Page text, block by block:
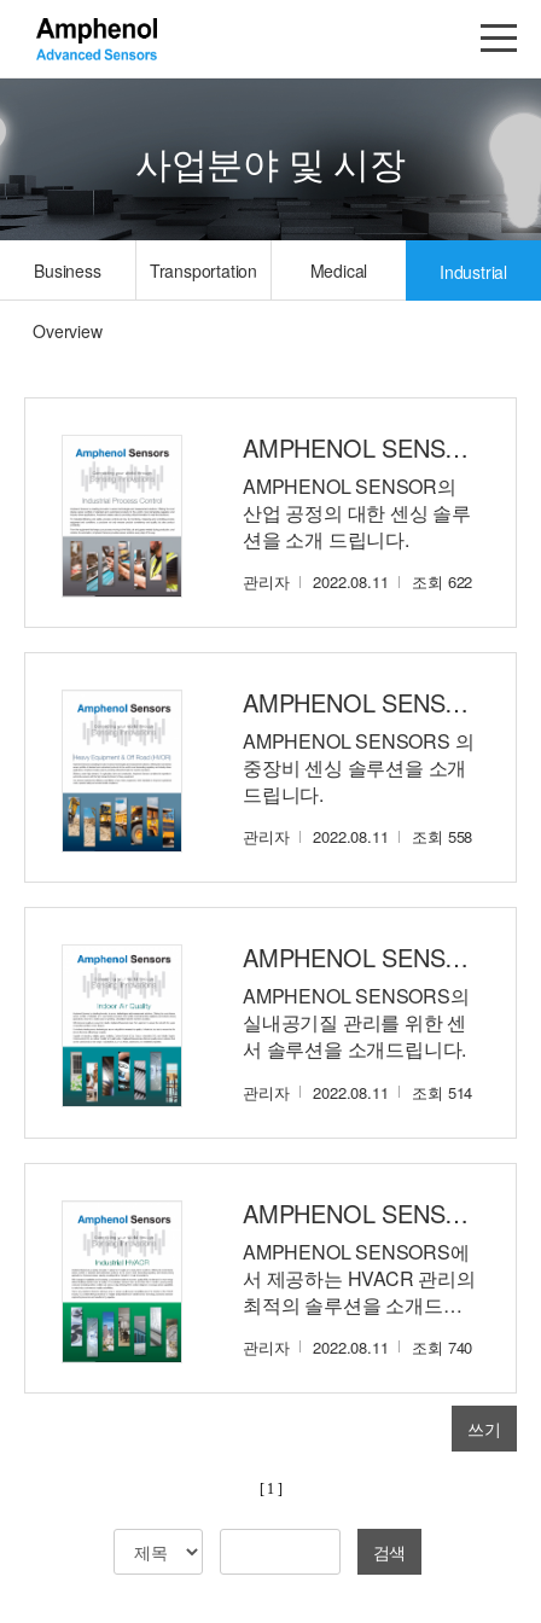
Business
Overview
Transportation Medical Industrial
사업분야 및 시장
AMPHENOL SENSORS | Industrial Process Control
AMPHENOL SENSOR의
산업 공정의 대한 센싱 솔루
션을 소개 드립니다.
관리자 2022.08.11 조회 622
AMPHENOL SENSORS | Heavy Equipment & Off Road Sensing Solutions.
AMPHENOL SENSORS 의
중장비 센싱 솔루션을 소개
드립니다.
관리자 2022.08.11 조회 558
AMPHENOL SENSORS | Indoor Air Quality
AMPHENOL SENSORS의
실내공기질 관리를 위한 센
서 솔루션을 소개드립니다.
관리자 2022.08.11 조회 514
AMPHENOL SENSORS | Industrial HVACR Applications
AMPHENOL SENSORS에
서 제공하는 HVACR 관리의
최적의 솔루션을 소개드립
관리자 2022.08.11 조회 740
쓰기
[ 1 ]
검색